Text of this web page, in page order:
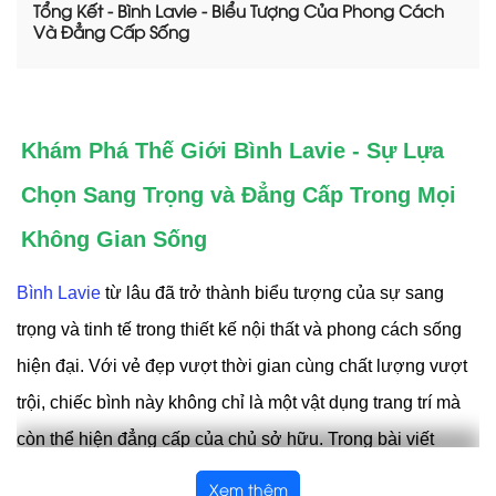
Tổng Kết - Bình Lavie - Biểu Tượng Của Phong Cách
Và Đẳng Cấp Sống
Khám Phá Thế Giới Bình Lavie - Sự Lựa
Chọn Sang Trọng và Đẳng Cấp Trong Mọi
Không Gian Sống
Bình Lavie từ lâu đã trở thành biểu tượng của sự sang
trọng và tinh tế trong thiết kế nội thất và phong cách sống
hiện đại. Với vẻ đẹp vượt thời gian cùng chất lượng vượt
trội, chiếc bình này không chỉ là một vật dụng trang trí mà
còn thể hiện đẳng cấp của chủ sở hữu. Trong bài viết
này, chúng ta sẽ cùng khám phá sâu hơn về thương hiệu
Xem thêm